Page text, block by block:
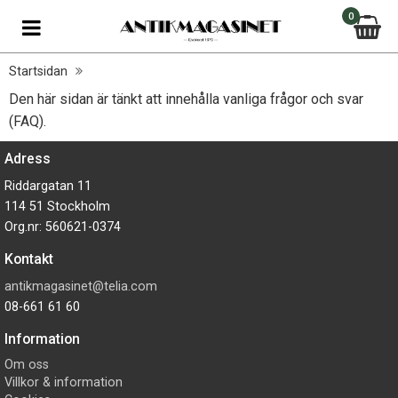
0
Startsidan
Den här sidan är tänkt att innehålla vanliga frågor och svar
(FAQ).
Adress
Riddargatan 11
114 51 Stockholm
Org.nr: 560621-0374
Kontakt
antikmagasinet@telia.com
08-661 61 60
Information
Om oss
Villkor & information